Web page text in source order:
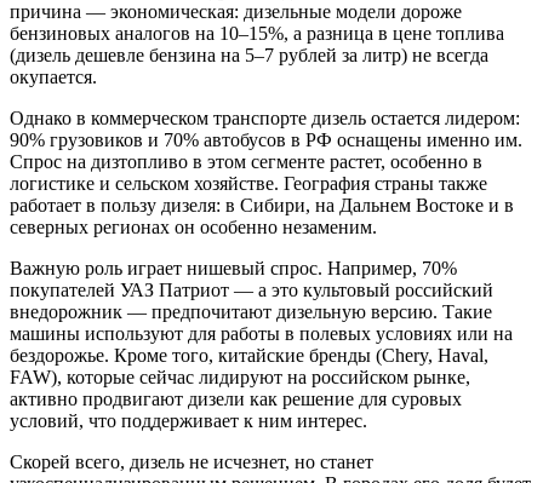
причина — экономическая: дизельные модели дороже
бензиновых аналогов на 10–15%, а разница в цене топлива
(дизель дешевле бензина на 5–7 рублей за литр) не всегда
окупается.
Однако в коммерческом транспорте дизель остается лидером:
90% грузовиков и 70% автобусов в РФ оснащены именно им.
Спрос на дизтопливо в этом сегменте растет, особенно в
логистике и сельском хозяйстве. География страны также
работает в пользу дизеля: в Сибири, на Дальнем Востоке и в
северных регионах он особенно незаменим.
Важную роль играет нишевый спрос. Например, 70%
покупателей УАЗ Патриот — а это культовый российский
внедорожник — предпочитают дизельную версию. Такие
машины используют для работы в полевых условиях или на
бездорожье. Кроме того, китайские бренды (Chery, Haval,
FAW), которые сейчас лидируют на российском рынке,
активно продвигают дизели как решение для суровых
условий, что поддерживает к ним интерес.
Скорей всего, дизель не исчезнет, но станет